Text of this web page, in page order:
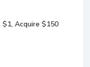
Acquire $150